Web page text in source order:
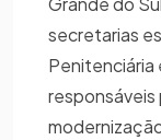
secretarias
Penitenciária
responsáveis